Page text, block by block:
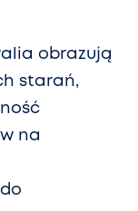
obrazują
starań,
na